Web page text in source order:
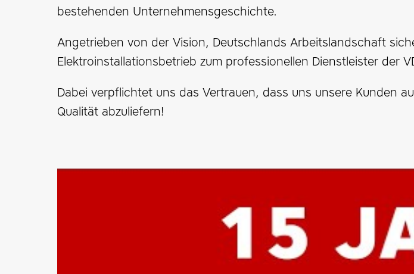
bestehenden Unternehmensgeschichte.
Angetrieben von der Vision, Deutschlands Arbeitslandschaft
Elektroinstallationsbetrieb zum professionellen Dienstleister der
Dabei verpflichtet uns das Vertrauen, dass uns unsere Kunden
Qualität abzuliefern!